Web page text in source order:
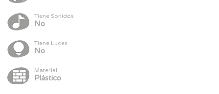
Tiene Sonidos
No
Tiene Luces
No
Material
Plástico